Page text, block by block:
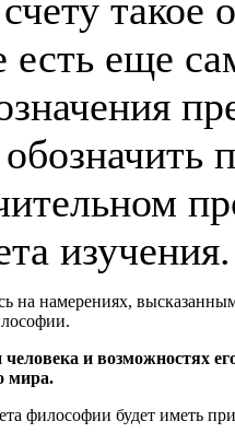
такое
еще
изучения.
на намерениях,
и возможностях
мира.
философии будет иметь